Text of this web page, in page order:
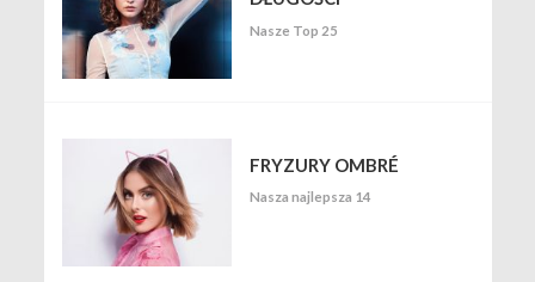
Nasze Top 25
FRYZURY OMBRÉ
Nasza najlepsza 14